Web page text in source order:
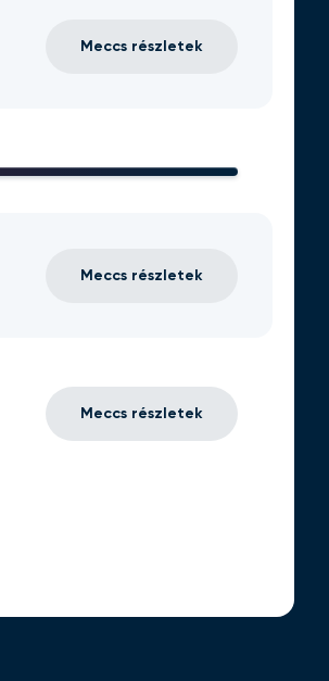
Meccs részletek
Meccs részletek
Meccs részletek